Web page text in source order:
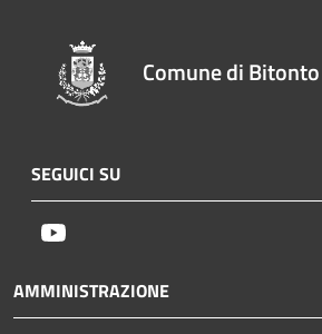
Comune di Bitonto
SEGUICI SU
AMMINISTRAZIONE